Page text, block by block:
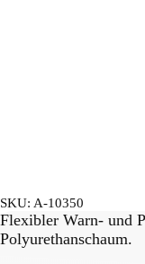
SKU: A-10350
Flexibler Warn- und
Polyurethanschaum.